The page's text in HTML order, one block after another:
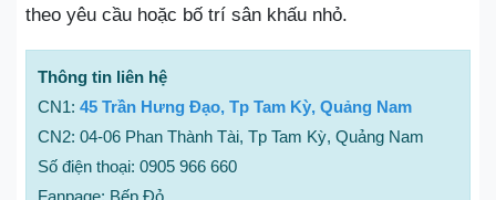
theo yêu cầu hoặc bố trí sân khấu nhỏ.
Thông tin liên hệ
CN1: 45 Trần Hưng Đạo, Tp Tam Kỳ, Quảng Nam
CN2: 04-06 Phan Thành Tài, Tp Tam Kỳ, Quảng Nam
Số điện thoại: 0905 966 660
Fanpage: Bếp Đỏ